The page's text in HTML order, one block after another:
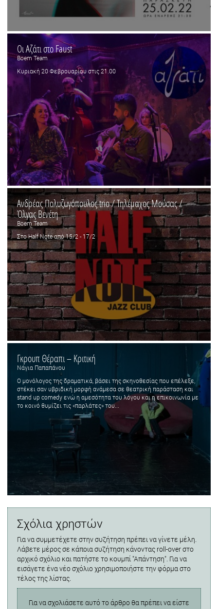
Οι Αζάτι στο Faust
Boem Team
Κυριακή 20 Φεβρουαρίου στις 21.00
Ανδρέας Πολυζωγόπουλος trio / Τηλέμαχος Μούσας /
Όλγας Βενέτη
Boem Team
Στο Half Note από 15/2 - 17/2
Γκρουπ Θέραπι – Κριτική
Νάγια Παπαπάνου
Ο μονόλογος της δραματικά, βάσει της σκηνοθεσίας που επέλεξε,
στέκει σαν υβριδική μορφή ανάμεσα σε θεατρική παράσταση και
stand up comedy ενώ η αμεσότητα του λόγου και η επικοινωνία με
το κοινό θυμίζει τις «παρλάτες» του...
Σχόλια χρηστών
Για να συμμετέχετε στην συζήτηση πρέπει να γίνετε μέλη.
Λάβετε μέρος σε κάποια συζήτηση κάνοντας roll-over στο
αρχικό σχόλιο και πατήστε το κουμπί "Απάντηση". Για να
εισάγετε ένα νέο σχόλιο χρησιμοποιήστε την φόρμα στο
τέλος της λίστας.
Για να σχολιάσετε αυτό το άρθρο θα πρέπει να είστε